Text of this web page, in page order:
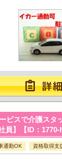
スで介護スタ
員】【ID：1770-
通勤OK 資格取得支